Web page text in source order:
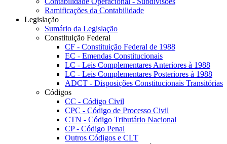
Ramificações da Contabilidade
Legislação
Sumário da Legislação
Constituição Federal
CF - Constituição Federal de 1988
EC - Emendas Constitucionais
LC - Leis Complementares Anteriores à 1988
LC - Leis Complementares Posteriores à 1988
ADCT - Disposições Constitucionais Transitórias
Códigos
CC - Código Civil
CPC - Código de Processo Civil
CTN - Código Tributário Nacional
CP - Código Penal
Outros Códigos e CLT